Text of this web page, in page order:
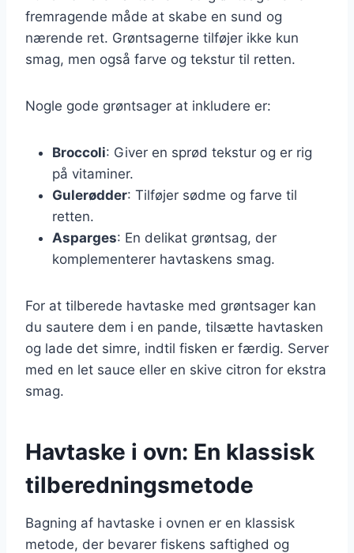
fremragende måde at skabe en sund og
nærende ret. Grøntsagerne tilføjer ikke kun
smag, men også farve og tekstur til retten.
Nogle gode grøntsager at inkludere er:
Broccoli: Giver en sprød tekstur og er rig
på vitaminer.
Gulerødder: Tilføjer sødme og farve til
retten.
Asparges: En delikat grøntsag, der
komplementerer havtaskens smag.
For at tilberede havtaske med grøntsager kan
du sautere dem i en pande, tilsætte havtasken
og lade det simre, indtil fisken er færdig. Server
med en let sauce eller en skive citron for ekstra
smag.
Havtaske i ovn: En klassisk
tilberedningsmetode
Bagning af havtaske i ovnen er en klassisk
metode, der bevarer fiskens saftighed og